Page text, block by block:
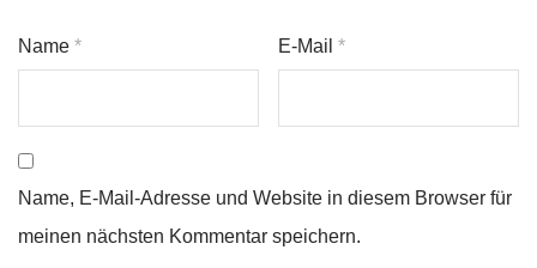
Name * E-Mail*
Name, E-Mail-Adresse und Website in diesem Browser für
meinen nächsten Kommentar speichern.